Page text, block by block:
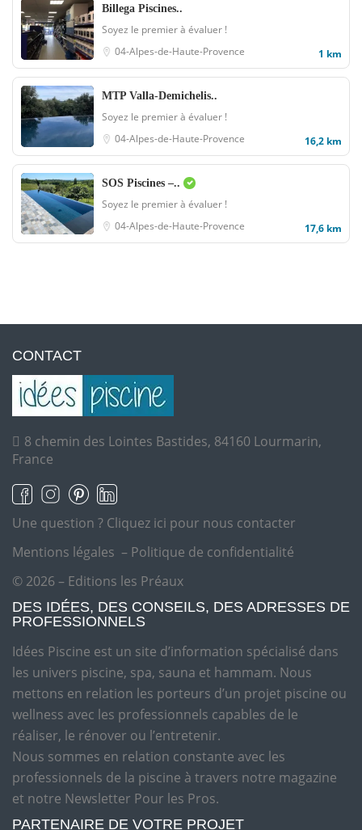
Billega Piscines..
Soyez le premier à évaluer !
04-Alpes-de-Haute-Provence
1 km
MTP Valla-Demichelis..
Soyez le premier à évaluer !
04-Alpes-de-Haute-Provence
16,2 km
SOS Piscines –..
Soyez le premier à évaluer !
04-Alpes-de-Haute-Provence
17,6 km
CONTACT
8 chemin des Lointes Bastides, 84160 Lourmarin,
France
Une question ? Cliquez ici pour nous contacter
Mentions légales – Politique de confidentialité
© 2026 – Editions les Préaux
DES IDÉES, DES CONSEILS, DES ADRESSES DE
PROFESSIONNELS
Idées Piscine est un site d’information spécialisé dans
les univers piscine, spa, sauna et hammam. Nous
mettons en relation les porteurs d’un projet piscine ou
wellness avec les professionnels capables de le
réaliser, le rénover ou l’entretenir.
Nous sommes en relation constante avec les
professionnels de la piscine à travers notre magazine
et notre Newsletter Pour les Pros.
PARTENAIRE DE VOTRE PROJET